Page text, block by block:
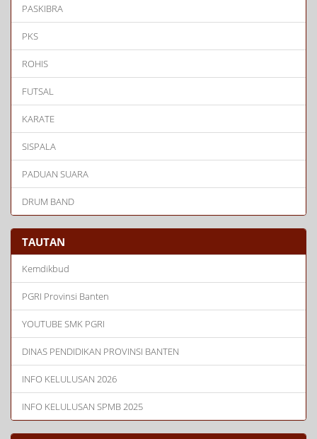
PASKIBRA
PKS
ROHIS
FUTSAL
KARATE
SISPALA
PADUAN SUARA
DRUM BAND
TAUTAN
Kemdikbud
PGRI Provinsi Banten
YOUTUBE SMK PGRI
DINAS PENDIDIKAN PROVINSI BANTEN
INFO KELULUSAN 2026
INFO KELULUSAN SPMB 2025